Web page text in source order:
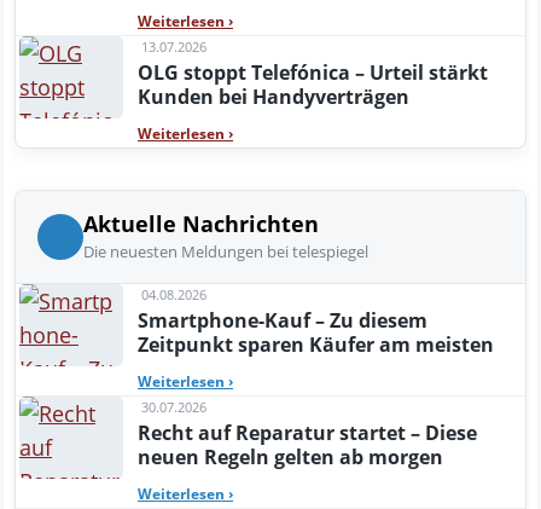
Weiterlesen ›
13.07.2026
OLG stoppt Telefónica – Urteil stärkt
Kunden bei Handyverträgen
Weiterlesen ›
Aktuelle Nachrichten
Die neuesten Meldungen bei telespiegel
04.08.2026
Smartphone-Kauf – Zu diesem
Zeitpunkt sparen Käufer am meisten
Weiterlesen ›
30.07.2026
Recht auf Reparatur startet – Diese
neuen Regeln gelten ab morgen
Weiterlesen ›